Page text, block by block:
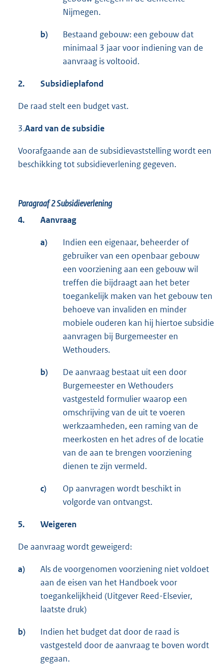
Nijmegen.
b)
Bestaand gebouw: een gebouw dat
minimaal 3 jaar voor indiening van de
aanvraag is voltooid.
2. Subsidieplafond
De raad stelt een budget vast.
3.Aard van de subsidie
Voorafgaande aan de subsidievaststelling wordt een
beschikking tot subsidieverlening gegeven.
Paragraaf 2Subsidieverlening
4.
Aanvraag
a)
Indien een eigenaar, beheerder of
gebruiker van een openbaar gebouw
een voorziening aan een gebouw wil
treffen die bijdraagt aan het beter
toegankelijk maken van het gebouw ten
behoeve van invaliden en minder
mobiele ouderen kan hij hiertoe subsidie
aanvragen bij Burgemeester en
Wethouders.
b)
De aanvraag bestaat uit een door
Burgemeester en Wethouders
vastgesteld formulier waarop een
omschrijving van de uit te voeren
werkzaamheden, een raming van de
meerkosten en het adres of de locatie
van de aan te brengen voorziening
dienen te zijn vermeld.
c)
Op aanvragen wordt beschikt in
volgorde van ontvangst.
5. Weigeren
De aanvraag wordt geweigerd:
a)
Als de voorgenomen voorziening niet voldoet
aan de eisen van het Handboek voor
toegankelijkheid (Uitgever Reed-Elsevier,
laatste druk)
b)
Indien het budget dat door de raad is
vastgesteld door de aanvraag te boven wordt
gegaan.